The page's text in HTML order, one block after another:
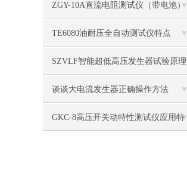
ZGY-10A直流电阻测试仪（带电池）
注意事项
TE6080油耐压全自动测试仪特点
SZVLF智能超低高压发生器试验原理
谈谈大电流发生器正确操作方法
GKC-8高压开关动特性测试仪应用特